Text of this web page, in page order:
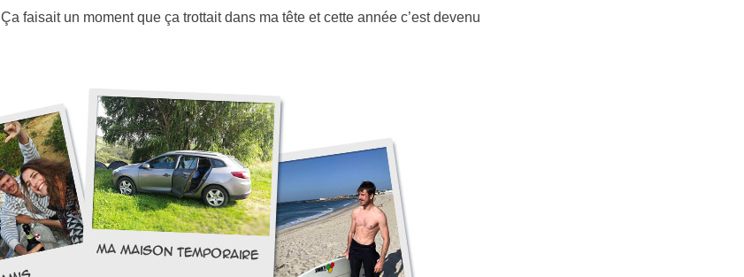
Ça faisait un moment que ça trottait dans ma tête et cette année c’est devenu